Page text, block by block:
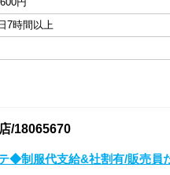
7時間以上
/18065670
◆制服代支給&社割有/販売員